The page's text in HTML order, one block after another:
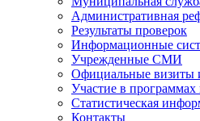
Административная
Результаты проверок
Информационные
Учрежденные СМИ
Официальные визиты
Участие в
Статистическая
Контакты